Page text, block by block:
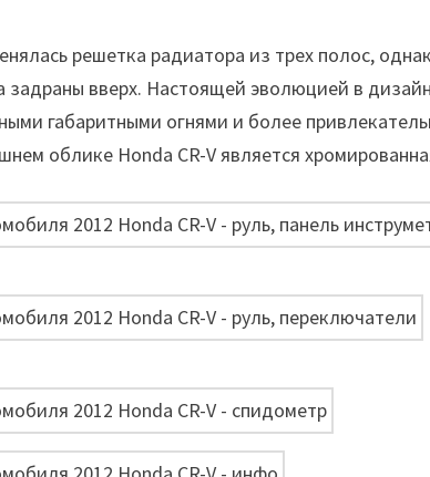
решетка радиатора из трех полос,
задраны вверх. Настоящей эволюцией в
габаритными огнями и более
облике Honda CR-V является